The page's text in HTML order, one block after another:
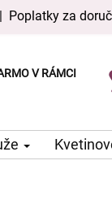
| Poplatky za
V RÁMCI